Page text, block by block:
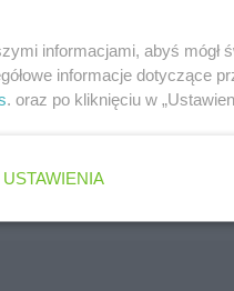
informacjami, abyś
informacje dotyczące
. oraz po kliknięciu w
USTAWIENIA